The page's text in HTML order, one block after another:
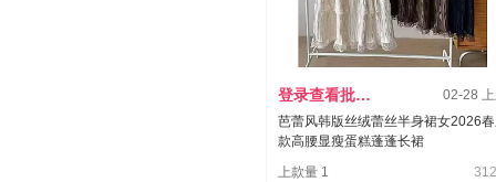
登录查看批发价
02-28
芭蕾风韩版丝绒蕾丝半身裙女2026
款高腰显瘦蛋糕蓬蓬长裙
上款量 1